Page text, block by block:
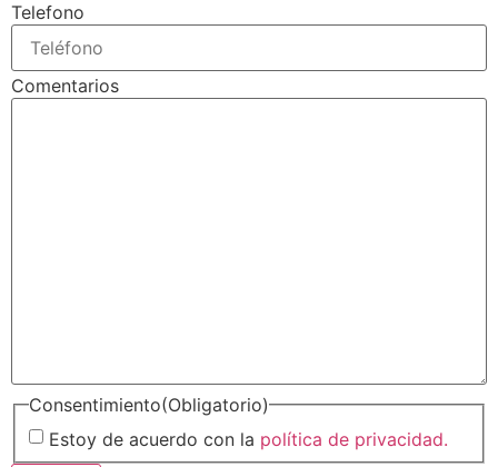
Telefono
Comentarios
Consentimiento(Obligatorio)
Estoy de acuerdo con la política de privacidad.